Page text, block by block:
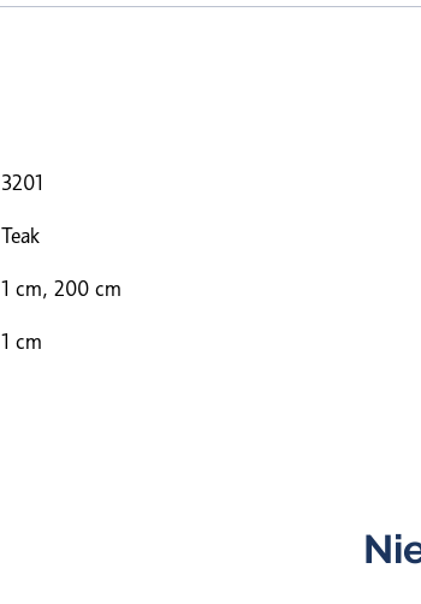
3201
Teak
1 cm, 200 cm
1 cm